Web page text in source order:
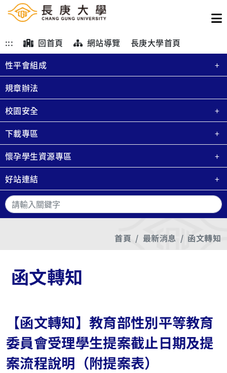
::: 回首頁 網站導覽
長庚大學首頁
性平會組成
規章辦法
校園安全
下載專區
懷孕學生資源專區
好站連結
搜
首頁 最新消息 函文轉知
函文轉知
【函文轉知】教育部性別平等教育
委員會受理學生提案截止日期及提
案流程說明（附提案表）